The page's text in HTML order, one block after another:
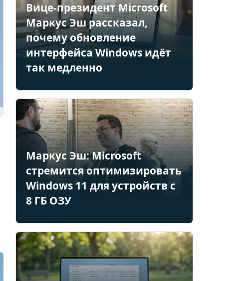
Вице-президент Microsoft
Маркус Эш рассказал,
почему обновление
интерфейса Windows идёт
так медленно
Маркус Эш: Microsoft
стремится оптимизировать
Windows 11 для устройств с
8 ГБ ОЗУ